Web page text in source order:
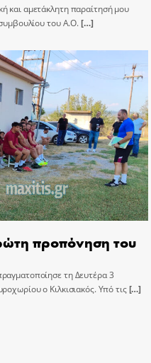
και αμετάκλητη παραίτησή μου
του Α.Ο.[…]
προπόνηση του
τη Δευτέρα 3
ο Κιλκισιακός. Υπό τις[…]